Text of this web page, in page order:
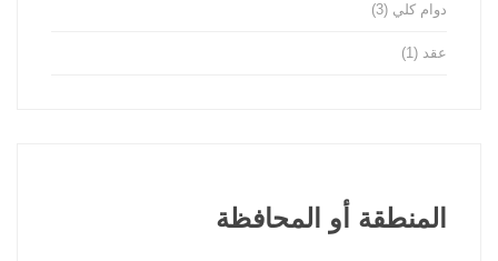
دوام كلي (3)
عقد (1)
المنطقة أو المحافظة